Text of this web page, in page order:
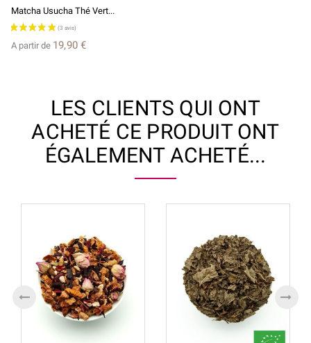
Matcha Usucha Thé Vert...
A partir de 19,90 €
LES CLIENTS QUI ONT
ACHETÉ CE PRODUIT ONT
ÉGALEMENT ACHETÉ...